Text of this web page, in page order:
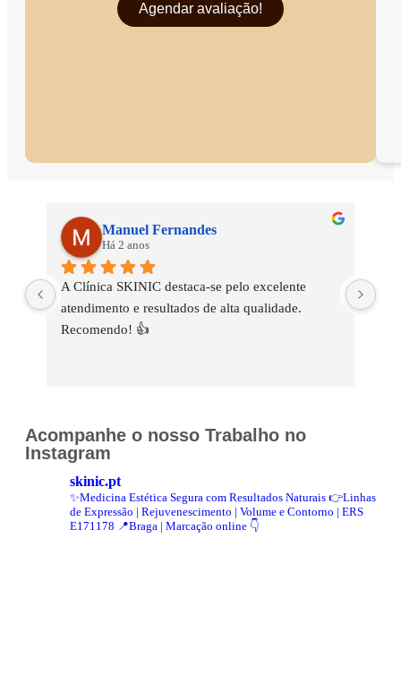
Agendar avaliação!
Manuel Fernandes
Há 2 anos
A Clínica SKINIC destaca-se pelo excelente
atendimento e resultados de alta qualidade.
Recomendo! 👍
Acompanhe o nosso Trabalho no
Instagram
skinic.pt
✨Medicina Estética Segura com Resultados Naturais 👉Linhas
de Expressão | Rejuvenescimento | Volume e Contorno | ERS
E171178 📍Braga | Marcação online 👇